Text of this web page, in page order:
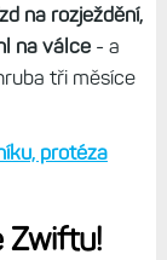
na rozježdění,
na válce- a
tři měsíce
protéza
Zwiftu!